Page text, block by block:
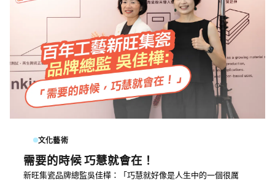
文化藝術
需要的時候 巧慧就會在！
新旺集瓷品牌總監吳佳樺：「巧慧就好像是人生中的一個很厲